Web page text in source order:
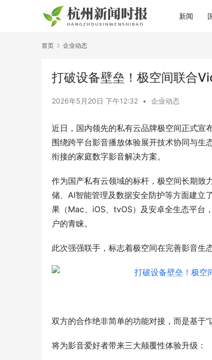
新闻
首页 企业动态
打破设备壁垒！极空间联合
2026年5月20日 下午12:32 • 企业动态
近日，国内领先的私有云品牌极空间正式宣
围绕跨平台影音播放体验展开技术协同与生
衔接的家庭数字影音解决方案。
作为国产私有云领域的标杆，极空间长期致
储、AI智能管理及数据安全防护等方面建立
果（Mac、iOS、tvOS）及安卓全生态平台
户的青睐。
此次强强联手，标志着极空间在完善影音生
双方的合作绝非简单的功能对接，而是基于”
将为影音爱好者带来三大颠覆性体验升级：